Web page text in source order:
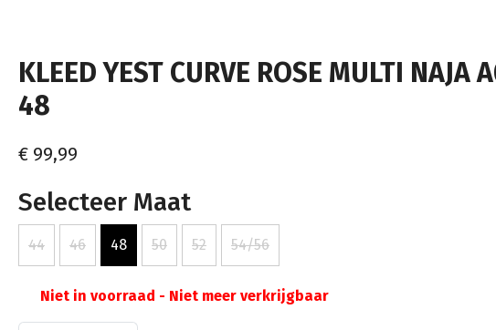
KLEED YEST CURVE ROSE MULTI NAJA
48
€ 99,99
Selecteer Maat
44 46 48 50 52 54/56
Niet in voorraad - Niet meer verkrijgbaar